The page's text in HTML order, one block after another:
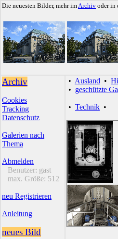
Die neuesten Bilder, mehr imArchiv oder in
Archiv
Cookies
Tracking
Datenschutz
Galerien nach
Thema
Abmelden
Benutzer: gast
max. Größe: 512
neu Registrieren
Anleitung
neues Bild
• Ausland •
• geschützte
• Technik •